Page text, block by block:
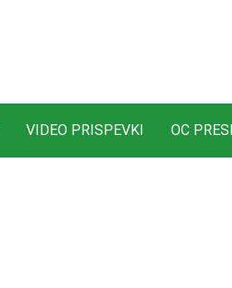
VIDEO PRISPEVKI OC